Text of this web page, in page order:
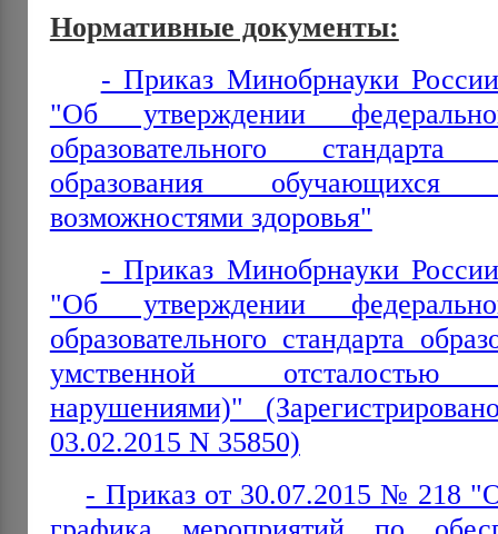
Нормативные документы:
- Приказ Минобрнауки
"Об утверждении
образовательного
образования
возможностями здоровья"
- Приказ Минобрнауки
"Об утверждении
образовательного стандарта
умственной отсталостью
нарушениями)"
03.02.2015 N 35850)
- Приказ от 30.07.2015 № 218